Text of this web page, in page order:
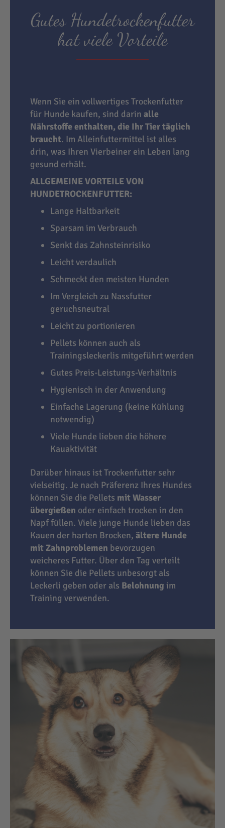
Gutes Hundetrockenfutter
hat viele Vorteile
Wenn Sie ein vollwertiges Trockenfutter
für Hunde kaufen, sind darin alle
Nährstoffe enthalten, die Ihr Tier täglich
braucht. Im Alleinfuttermittel ist alles
drin, was Ihren Vierbeiner ein Leben lang
gesund erhält.
ALLGEMEINE VORTEILE VON
HUNDETROCKENFUTTER:
Lange Haltbarkeit
Sparsam im Verbrauch
Senkt das Zahnsteinrisiko
Leicht verdaulich
Schmeckt den meisten Hunden
Im Vergleich zu Nassfutter
geruchsneutral
Leicht zu portionieren
Pellets können auch als
Trainingsleckerlis mitgeführt werden
Gutes Preis-Leistungs-Verhältnis
Hygienisch in der Anwendung
Einfache Lagerung (keine Kühlung
notwendig)
Viele Hunde lieben die höhere
Kauaktivität
Darüber hinaus ist Trockenfutter sehr
vielseitig. Je nach Präferenz Ihres Hundes
können Sie die Pellets mit Wasser
übergießen oder einfach trocken in den
Napf füllen. Viele junge Hunde lieben das
Kauen der harten Brocken, ältere Hunde
mit Zahnproblemen bevorzugen
weicheres Futter. Über den Tag verteilt
können Sie die Pellets unbesorgt als
Leckerli geben oder als Belohnung im
Training verwenden.